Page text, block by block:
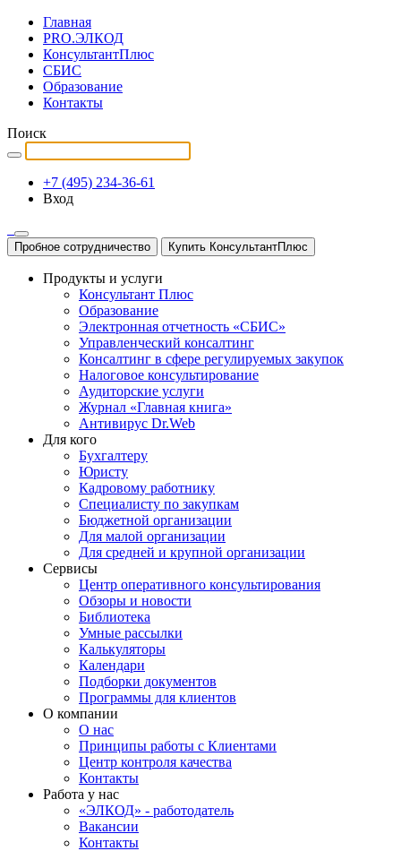
Главная
PRO.ЭЛКОД
КонсультантПлюс
СБИС
Образование
Контакты
Поиск
+7 (495) 234-36-61
Вход
Пробное сотрудничество Купить КонсультантПлюс
Продукты и услуги
Консультант Плюс
Образование
Электронная отчетность «СБИС»
Управленческий консалтинг
Консалтинг в сфере регулируемых закупок
Налоговое консультирование
Аудиторские услуги
Журнал «Главная книга»
Антивирус Dr.Web
Для кого
Бухгалтеру
Юристу
Кадровому работнику
Специалисту по закупкам
Бюджетной организации
Для малой организации
Для средней и крупной организации
Сервисы
Центр оперативного консультирования
Обзоры и новости
Библиотека
Умные рассылки
Калькуляторы
Календари
Подборки документов
Программы для клиентов
О компании
О нас
Принципы работы с Клиентами
Центр контроля качества
Контакты
Работа у нас
«ЭЛКОД» - работодатель
Вакансии
Контакты